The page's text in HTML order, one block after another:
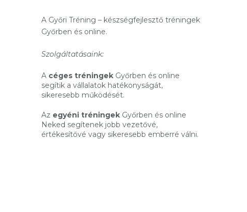
A Győri Tréning – készségfejlesztő tréningek
Győrben és online.
Szolgáltatásaink:
A céges tréningek Győrben és online
segítik a vállalatok hatékonyságát,
sikeresebb működését.
Az egyéni tréningek Győrben és online
Neked segítenek jobb vezetővé,
értékesítővé vagy sikeresebb emberré válni.